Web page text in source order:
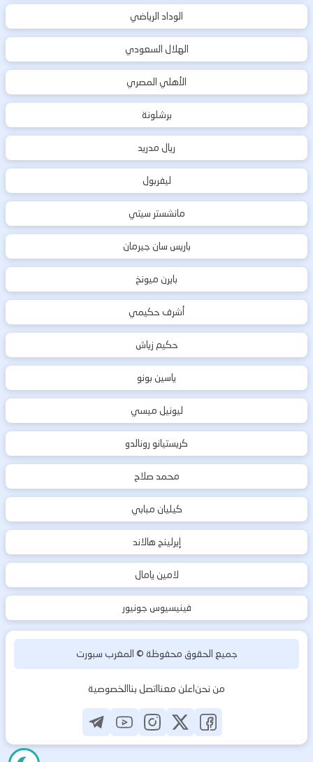
الوداد الرياضي
الهلال السعودي
الأهلي المصري
برشلونة
ريال مدريد
ليفربول
مانشستر سيتي
باريس سان جيرمان
بايرن ميونخ
أشرف حكيمي
حكيم زياش
ياسين بونو
ليونيل ميسي
كريستيانو رونالدو
محمد صلاح
كيليان مبابي
إيرلينج هالاند
لامين يامال
فينيسيوس جونيور
جميع الحقوق محفوظة ©المغرب سبورت
من نحناعلن معنااتصل بناالخصوصية